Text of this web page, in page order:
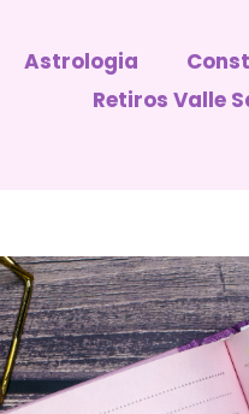
Astrologia
Retiros Valle